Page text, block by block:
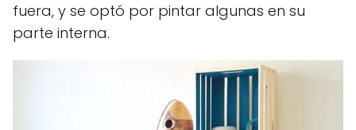
fuera, y se optó por pintar algunas en su
parte interna.